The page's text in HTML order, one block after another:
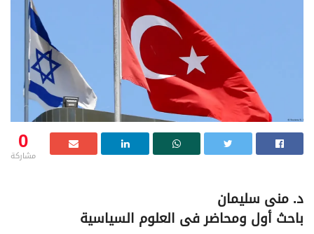
0
مشاركة
د. منى سليمان
باحث أول ومحاضر فى العلوم السياسية